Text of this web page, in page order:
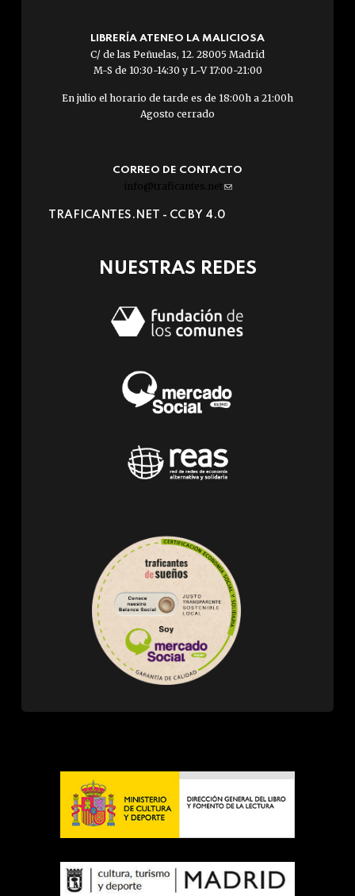
LIBRERÍA ATENEO LA MALICIOSA
C/ de las Peñuelas, 12. 28005 Madrid
M-S de 10:30-14:30 y L-V 17:00-21:00
En julio el horario de tarde es de 18:00h a 21:00h
Agosto cerrado
CORREO DE CONTACTO
info@traficantes.net (link
e-
TRAFICANTES.NET - CC BY 4.0
NUESTRAS REDES